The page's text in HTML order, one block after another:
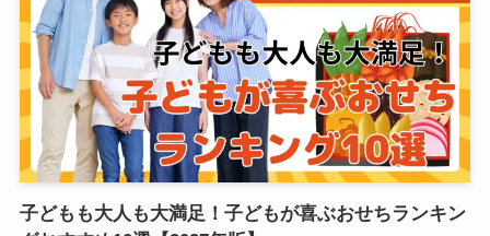
子どもも大人も大満足！子どもが喜ぶおせちランキン